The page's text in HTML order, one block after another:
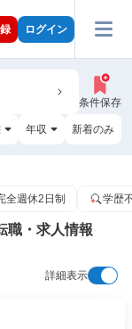
ログイン
条件保存
年収 新着のみ
全週休2日制 学歴
職・求人情報
詳細表示